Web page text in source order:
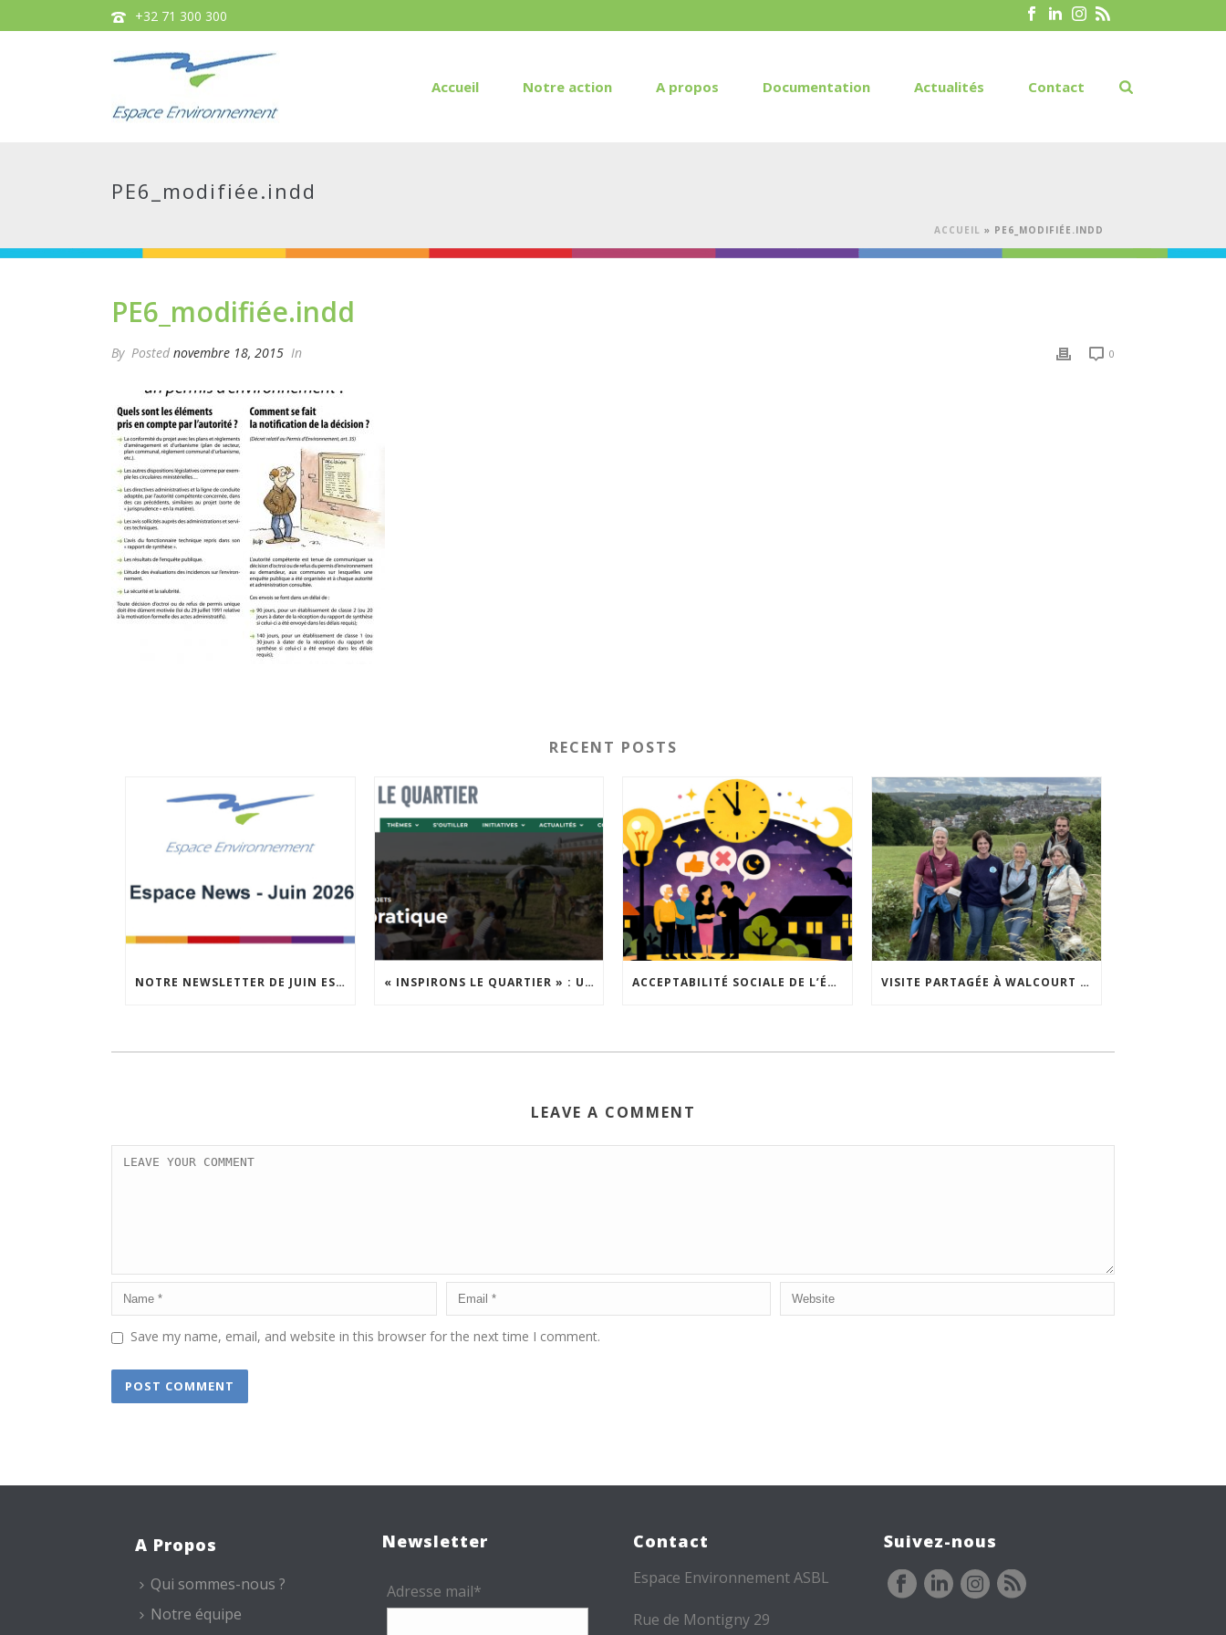
+32 71 300 300
Accueil Notre action A propos Documentation Actualités Contact
PE6_modifiée.indd
ACCUEIL » PE6_MODIFIÉE.INDD
PE6_modifiée.indd
By Posted novembre 18, 2015 In 0
RECENT POSTS
NOTRE NEWSLETTER DE JUIN EST EN LIGNE ! « INSPIRONS LE QUARTIER » : UN NOUVEL APPEL À PROJETS EST LANCÉ ! ACCEPTABILITÉ SOCIALE DE L’ÉCLAIRAGE NOCTURNE : LE REPLAY EST DISPONIBLE VISITE PARTAGÉE À WALCOURT : UNE DÉMARCHE PARTICIPATIVE ANIMÉE PAR ESPACE ENVIRONNEMENT
LEAVE A COMMENT
Save my name, email, and website in this browser for the next time I comment.
A Propos
Qui sommes-nous ?
Notre équipe
Newsletter
Adresse mail*
Contact
Espace Environnement ASBL
Rue de Montigny 29
Suivez-nous